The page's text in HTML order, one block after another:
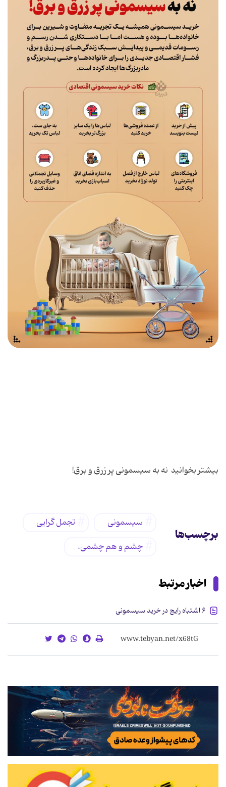
بیشتر بخوانید نه به سیسمونی پر زرق و برق!
برچسب‌ها
سیسمونی
تجمل گرایی
چشم و هم چشمی.
اخبار مرتبط
۶ اشتباه رایج در خرید سیسمونی